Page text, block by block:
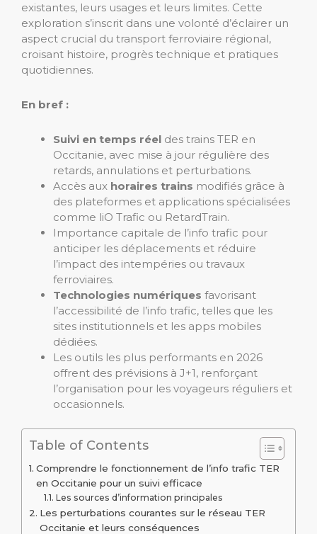
existantes, leurs usages et leurs limites. Cette
exploration s’inscrit dans une volonté d’éclairer un
aspect crucial du transport ferroviaire régional,
croisant histoire, progrès technique et pratiques
quotidiennes.
En bref :
Suivi en temps réel des trains TER en
Occitanie, avec mise à jour régulière des
retards, annulations et perturbations.
Accès aux horaires trains modifiés grâce à
des plateformes et applications spécialisées
comme liO Trafic ou RetardTrain.
Importance capitale de l’info trafic pour
anticiper les déplacements et réduire
l’impact des intempéries ou travaux
ferroviaires.
Technologies numériques favorisant
l’accessibilité de l’info trafic, telles que les
sites institutionnels et les apps mobiles
dédiées.
Les outils les plus performants en 2026
offrent des prévisions à J+1, renforçant
l’organisation pour les voyageurs réguliers et
occasionnels.
Table of Contents
Comprendre le fonctionnement de l’info trafic TER
en Occitanie pour un suivi efficace
Les sources d’information principales
Les perturbations courantes sur le réseau TER
Occitanie et leurs conséquences